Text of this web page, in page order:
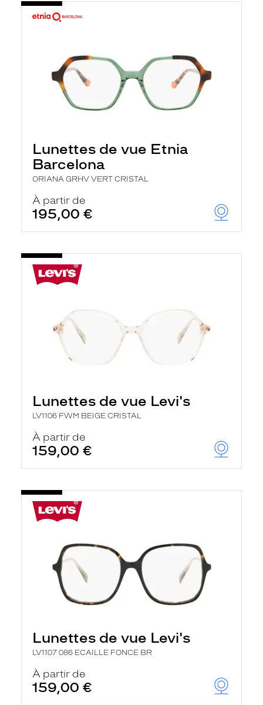
Lunettes de vue Etnia
Barcelona
ORIANA GRHV VERT CRISTAL
À partir de
195,00 €
Lunettes de vue Levi's
LV1106 FWM BEIGE CRISTAL
À partir de
159,00 €
Lunettes de vue Levi's
LV1107 086 ECAILLE FONCE BR
À partir de
159,00 €